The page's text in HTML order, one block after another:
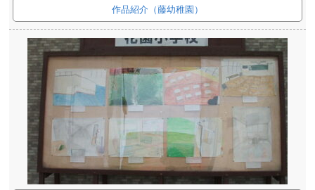
作品紹介（藤幼稚園）